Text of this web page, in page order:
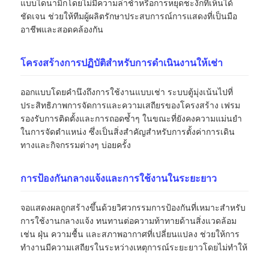
ขอทุน
จอแสดงผล LED ผนังวิดีโอ
หน้าจอแสดงผล LED
หน้าจอแสดงคอนเสิร์ต
ให้เช่าจอ LED
ผนังวิดีโอ LED COB
แบบไดนามิกโดยไม่มีความล่าช้าหรือการหยุดชะงักที่เห็นได้
ชัดเจน ช่วยให้ทีมผู้ผลิตรักษาประสบการณ์การแสดงที่เป็นมือ
อาชีพและสอดคล้องกัน
โครงสร้างการปฏิบัติสำหรับการดำเนินงานให้เช่า
ออกแบบโดยคำนึงถึงการใช้งานแบบเช่า ระบบตู้มุ่งเน้นไปที่
ประสิทธิภาพการจัดการและความเสถียรของโครงสร้าง เฟรม
รองรับการติดตั้งและการถอดซ้ำๆ ในขณะที่ยังคงความแม่นยำ
ในการจัดตำแหน่ง ซึ่งเป็นสิ่งสำคัญสำหรับการตั้งค่าการเดิน
ทางและกิจกรรมต่างๆ บ่อยครั้ง
การป้องกันกลางแจ้งและการใช้งานในระยะยาว
จอแสดงผลถูกสร้างขึ้นด้วยวิศวกรรมการป้องกันที่เหมาะสำหรับ
การใช้งานกลางแจ้ง ทนทานต่อความท้าทายด้านสิ่งแวดล้อม
เช่น ฝุ่น ความชื้น และสภาพอากาศที่เปลี่ยนแปลง ช่วยให้การ
ทำงานมีความเสถียรในระหว่างเหตุการณ์ระยะยาวโดยไม่ทำให้